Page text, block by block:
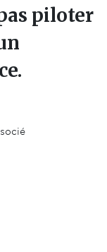
piloter